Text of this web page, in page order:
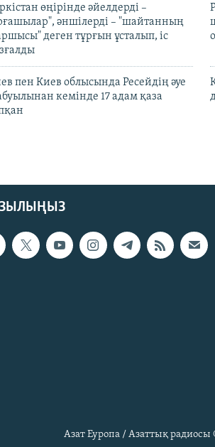
өңірінде әйелдерді –
әншілерді – "шайтанның
деген тұрғын ұсталып, іс
пен Киев облысында Ресейдің әуе
кемінде 17 адам қаза
Азат Еуропа / Азаттық